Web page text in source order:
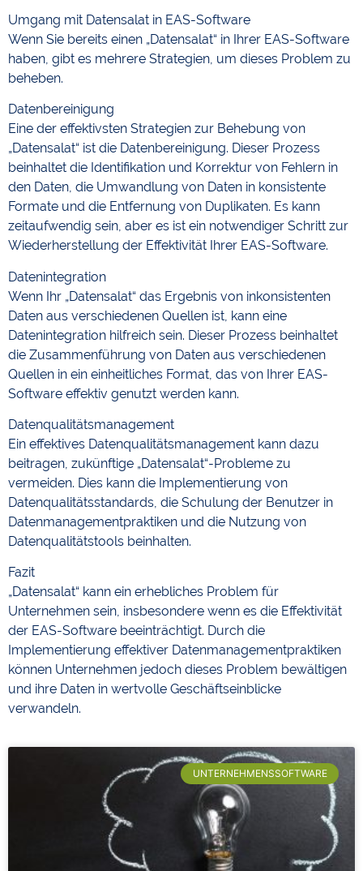
Umgang mit Datensalat in EAS-Software
Wenn Sie bereits einen „Datensalat“ in Ihrer EAS-Software
haben, gibt es mehrere Strategien, um dieses Problem zu
beheben.
Datenbereinigung
Eine der effektivsten Strategien zur Behebung von
„Datensalat“ ist die Datenbereinigung. Dieser Prozess
beinhaltet die Identifikation und Korrektur von Fehlern in
den Daten, die Umwandlung von Daten in konsistente
Formate und die Entfernung von Duplikaten. Es kann
zeitaufwendig sein, aber es ist ein notwendiger Schritt zur
Wiederherstellung der Effektivität Ihrer EAS-Software.
Datenintegration
Wenn Ihr „Datensalat“ das Ergebnis von inkonsistenten
Daten aus verschiedenen Quellen ist, kann eine
Datenintegration hilfreich sein. Dieser Prozess beinhaltet
die Zusammenführung von Daten aus verschiedenen
Quellen in ein einheitliches Format, das von Ihrer EAS-
Software effektiv genutzt werden kann.
Datenqualitätsmanagement
Ein effektives Datenqualitätsmanagement kann dazu
beitragen, zukünftige „Datensalat“-Probleme zu
vermeiden. Dies kann die Implementierung von
Datenqualitätsstandards, die Schulung der Benutzer in
Datenmanagementpraktiken und die Nutzung von
Datenqualitätstools beinhalten.
Fazit
„Datensalat“ kann ein erhebliches Problem für
Unternehmen sein, insbesondere wenn es die Effektivität
der EAS-Software beeinträchtigt. Durch die
Implementierung effektiver Datenmanagementpraktiken
können Unternehmen jedoch dieses Problem bewältigen
und ihre Daten in wertvolle Geschäftseinblicke
verwandeln.
UNTERNEHMENSSOFTWARE